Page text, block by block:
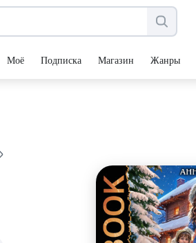
Моё Подписка Магазин Жанры